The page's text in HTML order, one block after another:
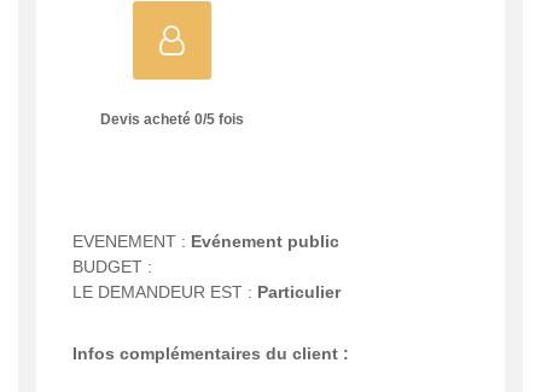
Devis acheté 0/5fois
EVENEMENT : Evénement public
BUDGET :
LE DEMANDEUR EST : Particulier
Infos complémentaires du client :